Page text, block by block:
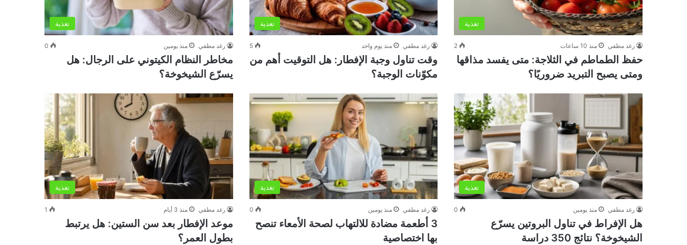
تغذية
رغد مطفي منذ 10 ساعات 2
حفظ الطماطم في الثلاجة: متى يفسد مذاقها
ومتى يصبح التبريد ضروريًا؟
تغذية
رغد مطفي منذ يوم واحد 5
وقت تناول وجبة الإفطار: هل التوقيت أهم من
مكوّنات الوجبة؟
تغذية
رغد مطفي منذ يومين 0
مخاطر النظام الكيتوني على الرجال: هل
يسرّع الشيخوخة؟
تغذية
رغد مطفي منذ يومين 0
هل الإفراط في تناول البروتين يسرّع
الشيخوخة؟ نتائج 350 دراسة
تغذية
رغد مطفي منذ يومين 0
3 أطعمة مضادة للالتهاب لصحة الأمعاء تنصح
بها اختصاصية
تغذية
رغد مطفي منذ 3 أيام 1
موعد الإفطار بعد سن الستين: هل يرتبط
بطول العمر؟